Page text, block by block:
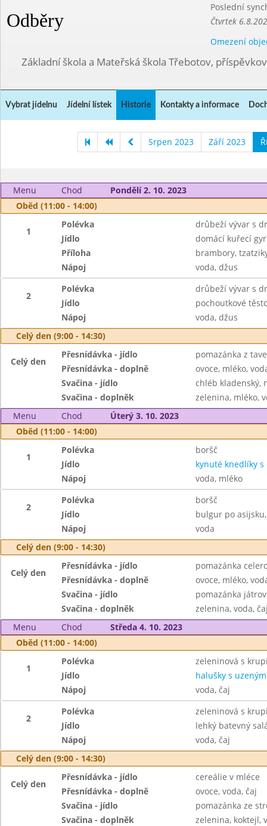
Odběry
Poslední
Čtvrtek
Omezení
Základní škola a Mateřská škola Třebotov,
Vybrat jídelnu Jídelní lístek Historie Kontakty a informace
Srpen 2023 Září 2023
Menu Chod
Pondělí 2. 10. 2023
Oběd (11:00 - 14:00)
1
Polévka
drůbeží vývar s
Jídlo
domácí kuřecí
Příloha
brambory,
Nápoj
voda, džus
2
Polévka
drůbeží vývar s
Jídlo
pochoutkové
Nápoj
voda, džus
Celý den (9:00 - 14:30)
Celý den
Přesnídávka - jídlo
pomazánka z
Přesnídávka - doplně
ovoce, mléko,
Svačina - jídlo
chléb kladenský,
Svačina - doplněk
zelenina, mléko,
Menu
Chod
Úterý 3. 10. 2023
Oběd (11:00 - 14:00)
1
Polévka
boršč
Jídlo
kynuté knedlíky
Nápoj
voda, mléko
2
Polévka
boršč
Jídlo
bulgur po
Nápoj
voda
Celý den (9:00 - 14:30)
Celý den
Přesnídávka - jídlo
pomazánka
Přesnídávka - doplně
ovoce, mléko,
Svačina - jídlo
pomazánka
Svačina - doplněk
zelenina, voda,
Menu
Chod
Středa 4. 10. 2023
Oběd (11:00 - 14:00)
1
Polévka
zeleninová s
Jídlo
halušky s
Nápoj
voda, čaj
2
Polévka
zeleninová s
Jídlo
lehký batevný
Nápoj
voda, čaj
Celý den (9:00 - 14:30)
Celý den
Přesnídávka - jídlo
cereálie v mléce
Přesnídávka - doplně
ovoce, voda, čaj
Svačina - jídlo
pomazánka ze
Svačina - doplněk
zelenina, koktejl,